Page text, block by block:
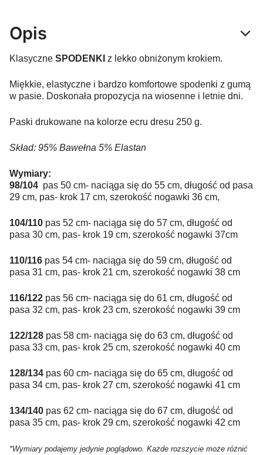
Opis
Klasyczne SPODENKI z lekko obniżonym krokiem.
Miękkie, elastyczne i bardzo komfortowe spodenki z gumą
w pasie. Doskonała propozycja na wiosenne i letnie dni.
Paski drukowane na kolorze ecru dresu 250 g.
Skład: 95% Bawełna 5% Elastan
Wymiary:
98/104 pas 50 cm- naciąga się do 55 cm, długość od pasa
29 cm, pas- krok 17 cm, szerokość nogawki 36 cm,
104/110 pas 52 cm- naciąga się do 57 cm, długość od
pasa 30 cm, pas- krok 19 cm, szerokość nogawki 37cm
110/116 pas 54 cm- naciąga się do 59 cm, długość od
pasa 31 cm, pas- krok 21 cm, szerokość nogawki 38 cm
116/122 pas 56 cm- naciąga się do 61 cm, długość od
pasa 32 cm, pas- krok 23 cm, szerokość nogawki 39 cm
122/128 pas 58 cm- naciąga się do 63 cm, długość od
pasa 33 cm, pas- krok 25 cm, szerokość nogawki 40 cm
128/134 pas 60 cm- naciąga się do 65 cm, długość od
pasa 34 cm, pas- krok 27 cm, szerokość nogawki 41 cm
134/140 pas 62 cm- naciąga się do 67 cm, długość od
pasa 35 cm, pas- krok 29 cm, szerokość nogawki 42 cm
*Wymiary podajemy jedynie poglądowo. Każde rozszycie może różnić